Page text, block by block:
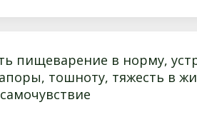
пищеварение в норму,
тошноту, тяжесть в